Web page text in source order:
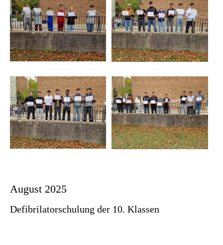
August 2025
Defibrilatorschulung der 10. Klassen